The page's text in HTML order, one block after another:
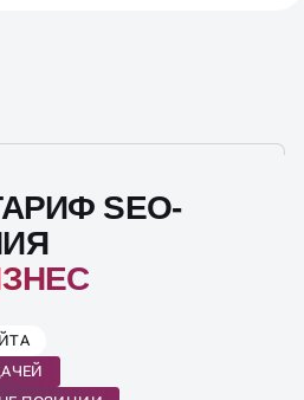
SEO-
ПОЗИЦИИ